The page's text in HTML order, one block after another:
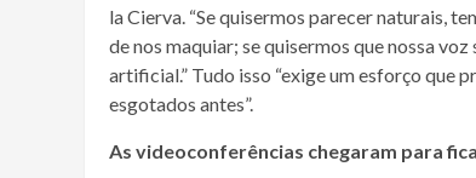
la Cierva. “Se quisermos parecer naturais,
de nos maquiar; se quisermos que nossa
artificial.” Tudo isso “exige um esforço que
esgotados antes”.
As videoconferências chegaram para